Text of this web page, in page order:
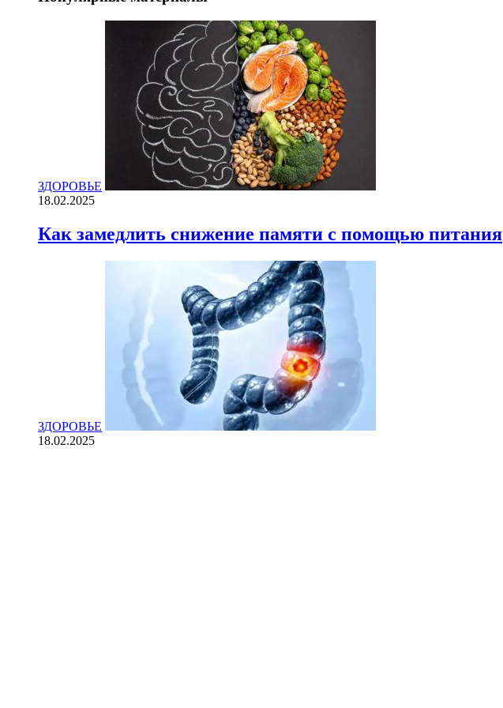
ЗДОРОВЬЕ
18.02.2025
Как замедлить снижение памяти с помощью питания
ЗДОРОВЬЕ
18.02.2025